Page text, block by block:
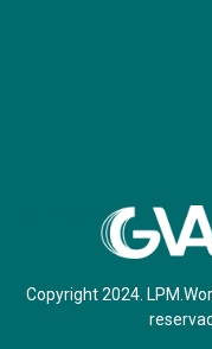
Copyright 2024.